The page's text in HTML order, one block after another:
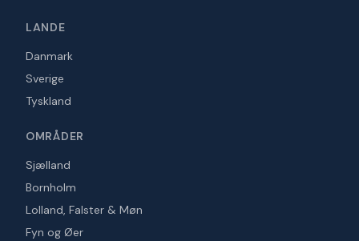
LANDE
Danmark
Sverige
Tyskland
OMRÅDER
Sjælland
Bornholm
Lolland, Falster & Møn
Fyn og Øer